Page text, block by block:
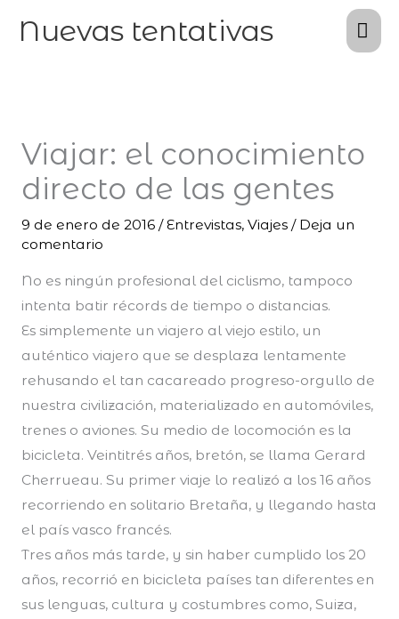
Nuevas tentativas
Viajar: el conocimiento
directo de las gentes
9 de enero de 2016 / Entrevistas, Viajes/ Deja un
comentario
No es ningún profesional del ciclismo, tampoco
intenta batir récords de tiempo o distancias.
Es simplemente un viajero al viejo estilo, un
auténtico viajero que se desplaza lentamente
rehusando el tan cacareado progreso-orgullo de
nuestra civilización, materializado en automóviles,
trenes o aviones. Su medio de locomoción es la
bicicleta. Veintitrés años, bretón, se llama Gerard
Cherrueau. Su primer viaje lo realizó a los 16 años
recorriendo en solitario Bretaña, y llegando hasta
el país vasco francés.
Tres años más tarde, y sin haber cumplido los 20
años, recorrió en bicicleta países tan diferentes en
sus lenguas, cultura y costumbres como, Suiza,